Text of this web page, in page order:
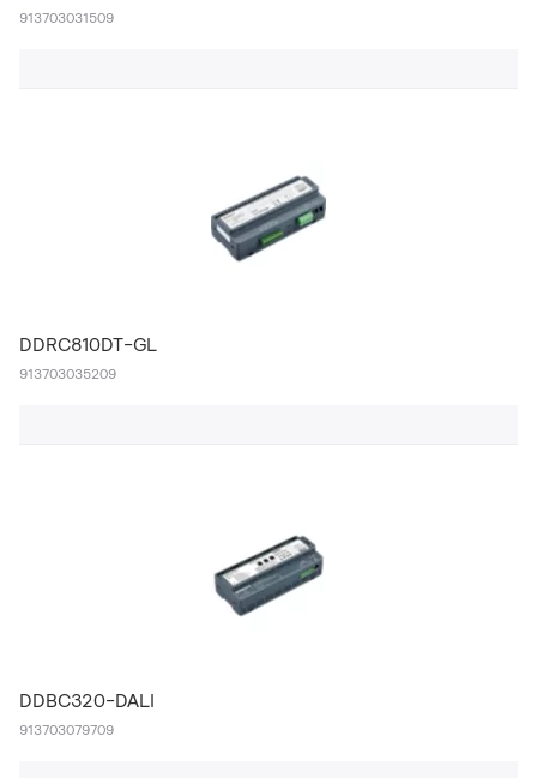
913703031509
DDRC810DT-GL
913703035209
DDBC320-DALI
913703079709